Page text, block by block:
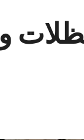
حداد مظلات و